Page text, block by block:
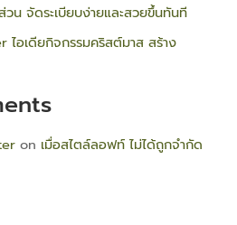
น จัดระเบียบง่ายและสวยขึ้นทันที
อเดียกิจกรรมคริสต์มาส สร้าง
on เมื่อสไตล์ลอฟท์ ไม่ได้ถูกจำกัด